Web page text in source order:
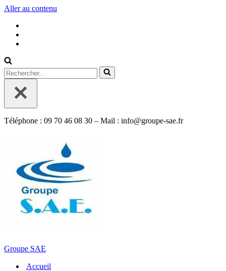
Aller au contenu
Rechercher...
Téléphone : 09 70 46 08 30 – Mail : info@groupe-sae.fr
Groupe SAE
Accueil